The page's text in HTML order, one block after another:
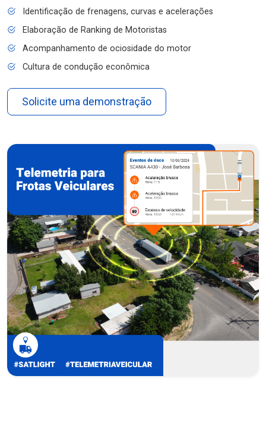
Identificação de frenagens, curvas e acelerações
Elaboração de Ranking de Motoristas
Acompanhamento de ociosidade do motor
Cultura de condução econômica
Solicite uma demonstração